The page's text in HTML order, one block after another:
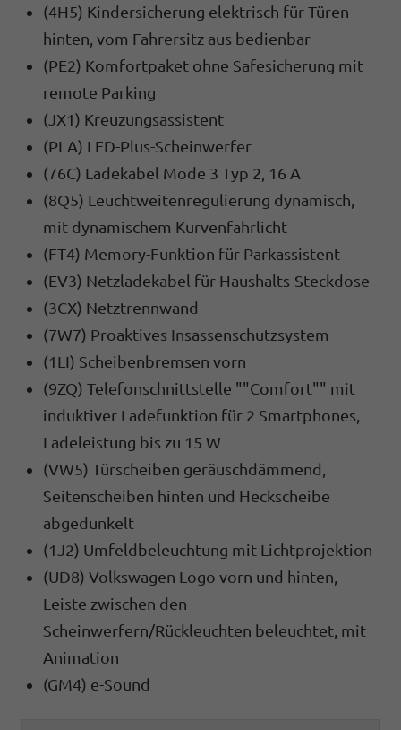
(4H5) Kindersicherung elektrisch für Türen
hinten, vom Fahrersitz aus bedienbar
(PE2) Komfortpaket ohne Safesicherung mit
remote Parking
(JX1) Kreuzungsassistent
(PLA) LED-Plus-Scheinwerfer
(76C) Ladekabel Mode 3 Typ 2, 16 A
(8Q5) Leuchtweitenregulierung dynamisch,
mit dynamischem Kurvenfahrlicht
(FT4) Memory-Funktion für Parkassistent
(EV3) Netzladekabel für Haushalts-Steckdose
(3CX) Netztrennwand
(7W7) Proaktives Insassenschutzsystem
(1LI) Scheibenbremsen vorn
(9ZQ) Telefonschnittstelle ""Comfort"" mit
induktiver Ladefunktion für 2 Smartphones,
Ladeleistung bis zu 15 W
(VW5) Türscheiben geräuschdämmend,
Seitenscheiben hinten und Heckscheibe
abgedunkelt
(1J2) Umfeldbeleuchtung mit Lichtprojektion
(UD8) Volkswagen Logo vorn und hinten,
Leiste zwischen den
Scheinwerfern/Rückleuchten beleuchtet, mit
Animation
(GM4) e-Sound